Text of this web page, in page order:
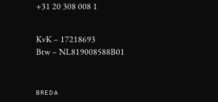
+31 20 308 008 1
KvK – 17218693
Btw – NL819008588B01
BREDA